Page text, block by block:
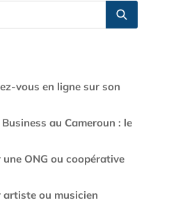
vous en ligne sur son
au Cameroun : le
ONG ou coopérative
artiste ou musicien